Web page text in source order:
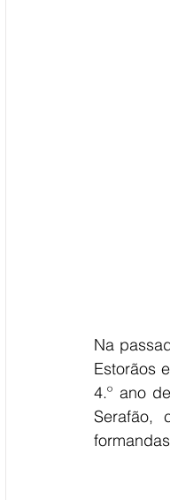
Na
Estorãos
4.º ano
Serafão,